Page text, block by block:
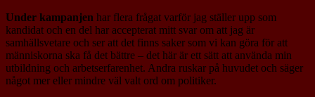
Under kampanjen har flera frågat varför jag ställer upp som
kandidat och en del har accepterat mitt svar om att jag är
samhällsvetare och ser att det finns saker som vi kan göra för att
människorna ska få det bättre – det här är ett sätt att använda min
utbildning och arbetserfarenhet. Andra ruskar på huvudet och säger
något mer eller mindre väl valt ord om politiker.